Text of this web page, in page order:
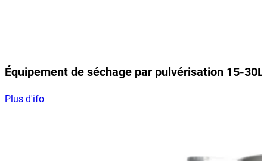
Équipement de séchage par pulvérisation 15-30L
Plus d'ifo